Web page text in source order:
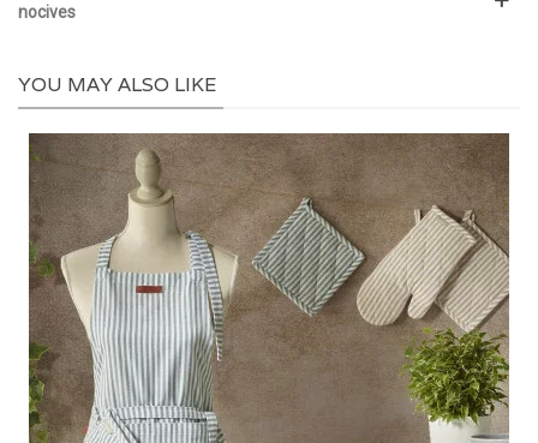
nocives
YOU MAY ALSO LIKE